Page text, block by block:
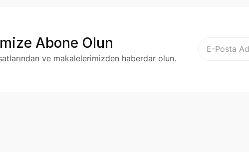
Abone Olun
ve makalelerimizden haberdar olun.